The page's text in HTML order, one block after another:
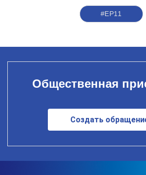
#ЕР11
Общественная
Создать